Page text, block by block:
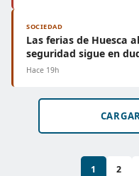
SOCIEDAD
Las ferias de Huesca
seguridad sigue en
Hace 19h
1 2